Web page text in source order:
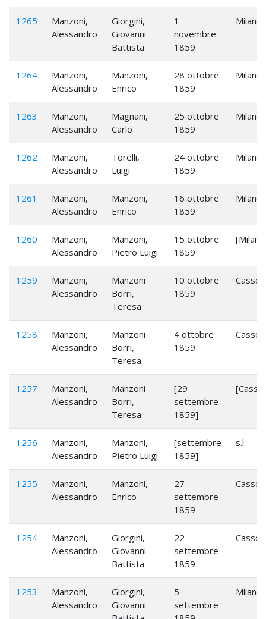
1265
Manzoni,
Alessandro
Giorgini,
Giovanni
Battista
1
novembre
1859
Milano
1264
Manzoni,
Alessandro
Manzoni,
Enrico
28 ottobre
1859
Milano
1263
Manzoni,
Alessandro
Magnani,
Carlo
25 ottobre
1859
Milano
1262
Manzoni,
Alessandro
Torelli,
Luigi
24 ottobre
1859
Milano
1261
Manzoni,
Alessandro
Manzoni,
Enrico
16 ottobre
1859
Milano
1260
Manzoni,
Alessandro
Manzoni,
Pietro Luigi
15 ottobre
1859
1259
Manzoni,
Alessandro
Manzoni
Borri,
Teresa
10 ottobre
1859
1258
Manzoni,
Alessandro
Manzoni
Borri,
Teresa
4 ottobre
1859
1257
Manzoni,
Alessandro
Manzoni
Borri,
Teresa
[29
settembre
1859]
1256
Manzoni,
Alessandro
Manzoni,
Pietro Luigi
[settembre
1859]
s.l.
1255
Manzoni,
Alessandro
Manzoni,
Enrico
27
settembre
1859
1254
Manzoni,
Alessandro
Giorgini,
Giovanni
Battista
22
settembre
1859
1253
Manzoni,
Alessandro
Giorgini,
Giovanni
5
settembre
Milano